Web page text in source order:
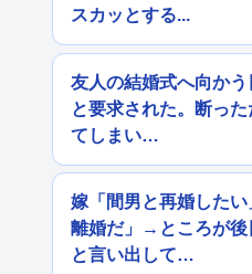
スカッとする...
友人の結婚式へ向か
と要求された。断っ
てしまい…
嫁「間男と再婚した
離婚だ」→ところが後
と言い出して…